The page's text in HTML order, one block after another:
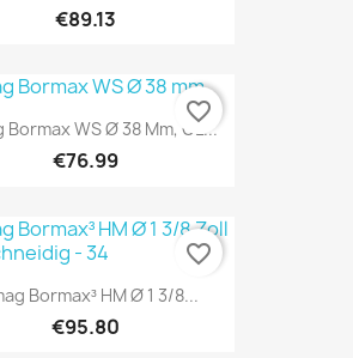
€89.13
Bormax WS Ø 38 Mm, GL...
€76.99
favorite_border
Bormax³ HM Ø 1 3/8...
€95.80
favorite_border